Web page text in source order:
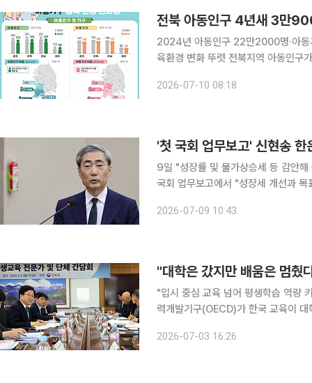
전북 아동인구 4년새 3만
2024년 아동인구 22만2000명·아
육환경 변화 뚜렷 전북지역 아동인구가 4년 새 3만9000명 줄며 저출생 흐름이 심화되고 있다는
가데이터처 호남지방데이터청이 9일
2026-07-10 08:18
'첫 국회 업무보고' 신현송
9일 "성장률 및 물가상승세 등 감안해 곧 기준금리 인상"
국회 업무보고에서 "성장세 개선과
널을 던졌다. 한국은행은 지난해 7월
2026-07-09 10:43
"대학은 갔지만 배움은 멈췄
"입시 중심 교육 넘어 평생학습 역량 키
력개발기구(OECD)가 한국 교육이
시대에는 학교에서 익힌 학습 역량이
2026-07-03 16:26